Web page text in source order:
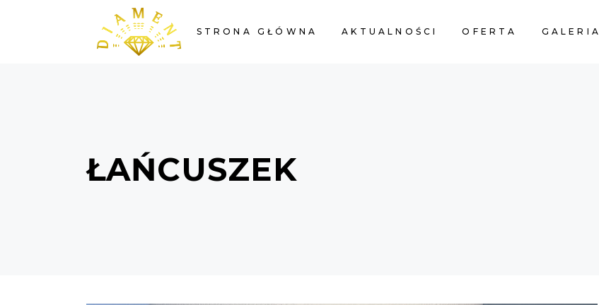
STRONA GŁÓWNA AKTUALNOŚCI OFERTA GALERIA
ŁAŃCUSZEK